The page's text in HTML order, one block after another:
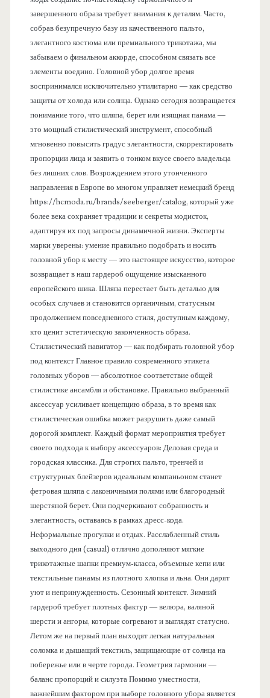
завершенного образа требует внимания к деталям. Часто,
собрав безупречную базу из качественного пальто,
элегантного костюма или премиального трикотажа, мы
забываем о финальном аккорде, способном связать все
элементы воедино. Головной убор долгое время
воспринимался исключительно утилитарно — как средство
защиты от холода или солнца. Однако сегодня возвращается
понимание того, что шляпа, берет или изящная панама —
это мощный стилистический инструмент, способный
мгновенно повысить градус элегантности, скорректировать
пропорции лица и заявить о тонком вкусе своего владельца
без лишних слов. Возрождением этого утонченного
направления в Европе во многом управляет немецкий бренд
https://hcmoda.ru/brands/seeberger/catalog, который уже
более века сохраняет традиции и секреты модисток,
адаптируя их под запросы динамичной жизни. Эксперты
марки уверены: умение правильно подобрать и носить
головной убор к месту — это настоящее искусство, которое
возвращает в наш гардероб ощущение изысканного
европейского шика. Шляпа перестает быть деталью для
особых случаев и становится органичным, статусным
продолжением повседневного стиля, доступным каждому,
кто ценит эстетическую законченность образа.
Стилистический навигатор — как подбирать головной убор
под контекст Главное правило современного этикета
головных уборов — абсолютное соответствие общей
стилистике ансамбля и обстановке. Правильно выбранный
аксессуар усиливает концепцию образа, в то время как
стилистическая ошибка может разрушить даже самый
дорогой комплект. Каждый формат мероприятия требует
своего подхода к выбору аксессуаров: Деловая среда и
городская классика. Для строгих пальто, тренчей и
структурных блейзеров идеальным компаньоном станет
фетровая шляпа с лаконичными полями или благородный
шерстяной берет. Они подчеркивают собранность и
элегантность, оставаясь в рамках дресс-кода.
Неформальные прогулки и отдых. Расслабленный стиль
выходного дня (casual) отлично дополняют мягкие
трикотажные шапки премиум-класса, объемные кепи или
текстильные панамы из плотного хлопка и льна. Они дарят
уют и непринужденность. Сезонный контекст. Зимний
гардероб требует плотных фактур — велюра, валяной
шерсти и ангоры, которые согревают и выглядят статусно.
Летом же на первый план выходят легкая натуральная
соломка и дышащий текстиль, защищающие от солнца на
побережье или в черте города. Геометрия гармонии —
баланс пропорций и силуэта Помимо уместности,
важнейшим фактором при выборе головного убора является